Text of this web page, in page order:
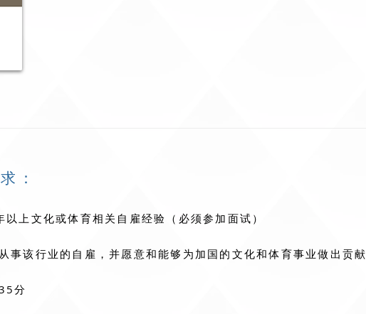
：
上文化或体育相关自雇经验（必须参加面试）
事该行业的自雇，并愿意和能够为加国的文化和体育事业做出贡献
分